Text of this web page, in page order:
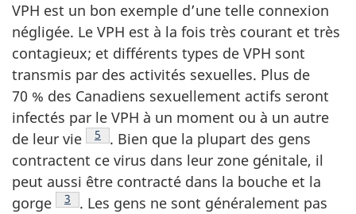
VPH est un bon exemple d’une telle connexion
négligée. Le VPH est à la fois très courant et très
contagieux; et différents types de VPH sont
transmis par des activités sexuelles. Plus de
70 % des Canadiens sexuellement actifs seront
infectés par le VPH à un moment ou à un autre
de leur vie Note de bas de page
5 . Bien que la plupart des gens
contractent ce virus dans leur zone génitale, il
peut aussi être contracté dans la bouche et la
gorge
Note de bas de page
3 . Les gens ne sont généralement pas